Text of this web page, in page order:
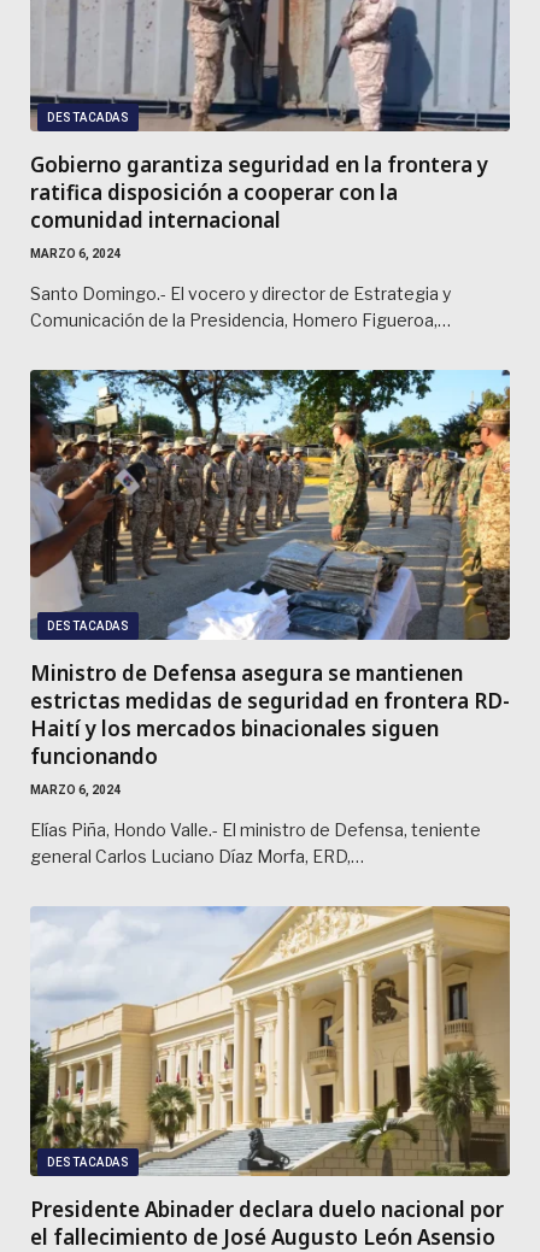
DESTACADAS
Gobierno garantiza seguridad en la frontera y
ratifica disposición a cooperar con la
comunidad internacional
MARZO 6, 2024
Santo Domingo.- El vocero y director de Estrategia y
Comunicación de la Presidencia, Homero Figueroa,…
DESTACADAS
Ministro de Defensa asegura se mantienen
estrictas medidas de seguridad en frontera RD-
Haití y los mercados binacionales siguen
funcionando
MARZO 6, 2024
Elías Piña, Hondo Valle.- El ministro de Defensa, teniente
general Carlos Luciano Díaz Morfa, ERD,…
DESTACADAS
Presidente Abinader declara duelo nacional por
el fallecimiento de José Augusto León Asensio